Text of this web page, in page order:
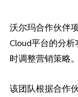
沃尔玛合作伙伴
Cloud平台的分
时调整营销策略。
该团队根据合作